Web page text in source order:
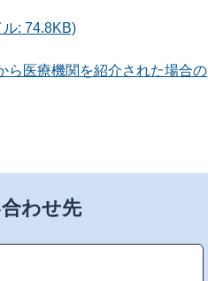
: 74.8KB)
ら医療機関を紹介された場合の
わせ先